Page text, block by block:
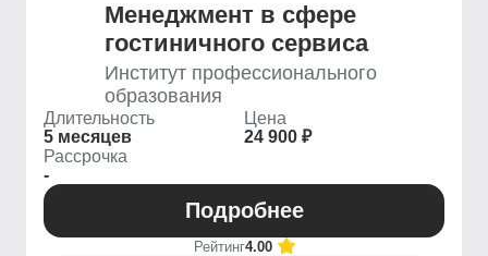
Менеджмент в сфере
гостиничного сервиса
Институт профессионального
образования
Длительность
5 месяцев
Цена
24 900 ₽
Рассрочка
-
Подробнее
Рейтинг4.00